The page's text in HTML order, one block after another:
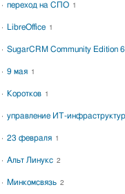
переход на СПО 1
LibreOffice 1
SugarCRM Community Edition
9 мая 1
Коротков 1
управление ИТ-
23 февраля 1
Альт Линукс 2
Минкомсвязь 2